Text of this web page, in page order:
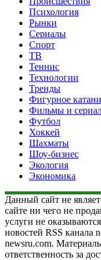
Психология
Рынки
Сериалы
Спорт
ТВ
Теннис
Технологии
Тренды
Фигурное
Фильмы и
Футбол
Хоккей
Шахматы
Шоу-бизнес
Экология
Экономика
Данный сайт не
сайте ни чего не
услуги не
новостей RSS канала
newsru.com.
ответственность за